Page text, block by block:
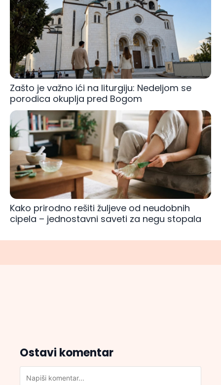
Zašto je važno ići na liturgiju: Nedeljom se
porodica okuplja pred Bogom
Kako prirodno rešiti žuljeve od neudobnih
cipela – jednostavni saveti za negu stopala
Ostavi komentar